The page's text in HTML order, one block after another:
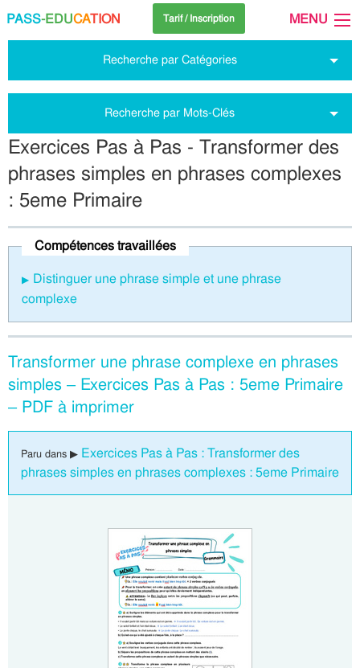
PASS-EDUCATION Tarif / Inscription MENU
Recherche par Catégories
Recherche par Mots-Clés
Exercices Pas à Pas - Transformer des
phrases simples en phrases complexes
: 5eme Primaire
Compétences travaillées
Distinguer une phrase simple et une phrase
complexe
Transformer une phrase complexe en phrases
simples – Exercices Pas à Pas : 5eme Primaire
– PDF à imprimer
Paru dans ▶ Exercices Pas à Pas : Transformer des
phrases simples en phrases complexes : 5eme Primaire